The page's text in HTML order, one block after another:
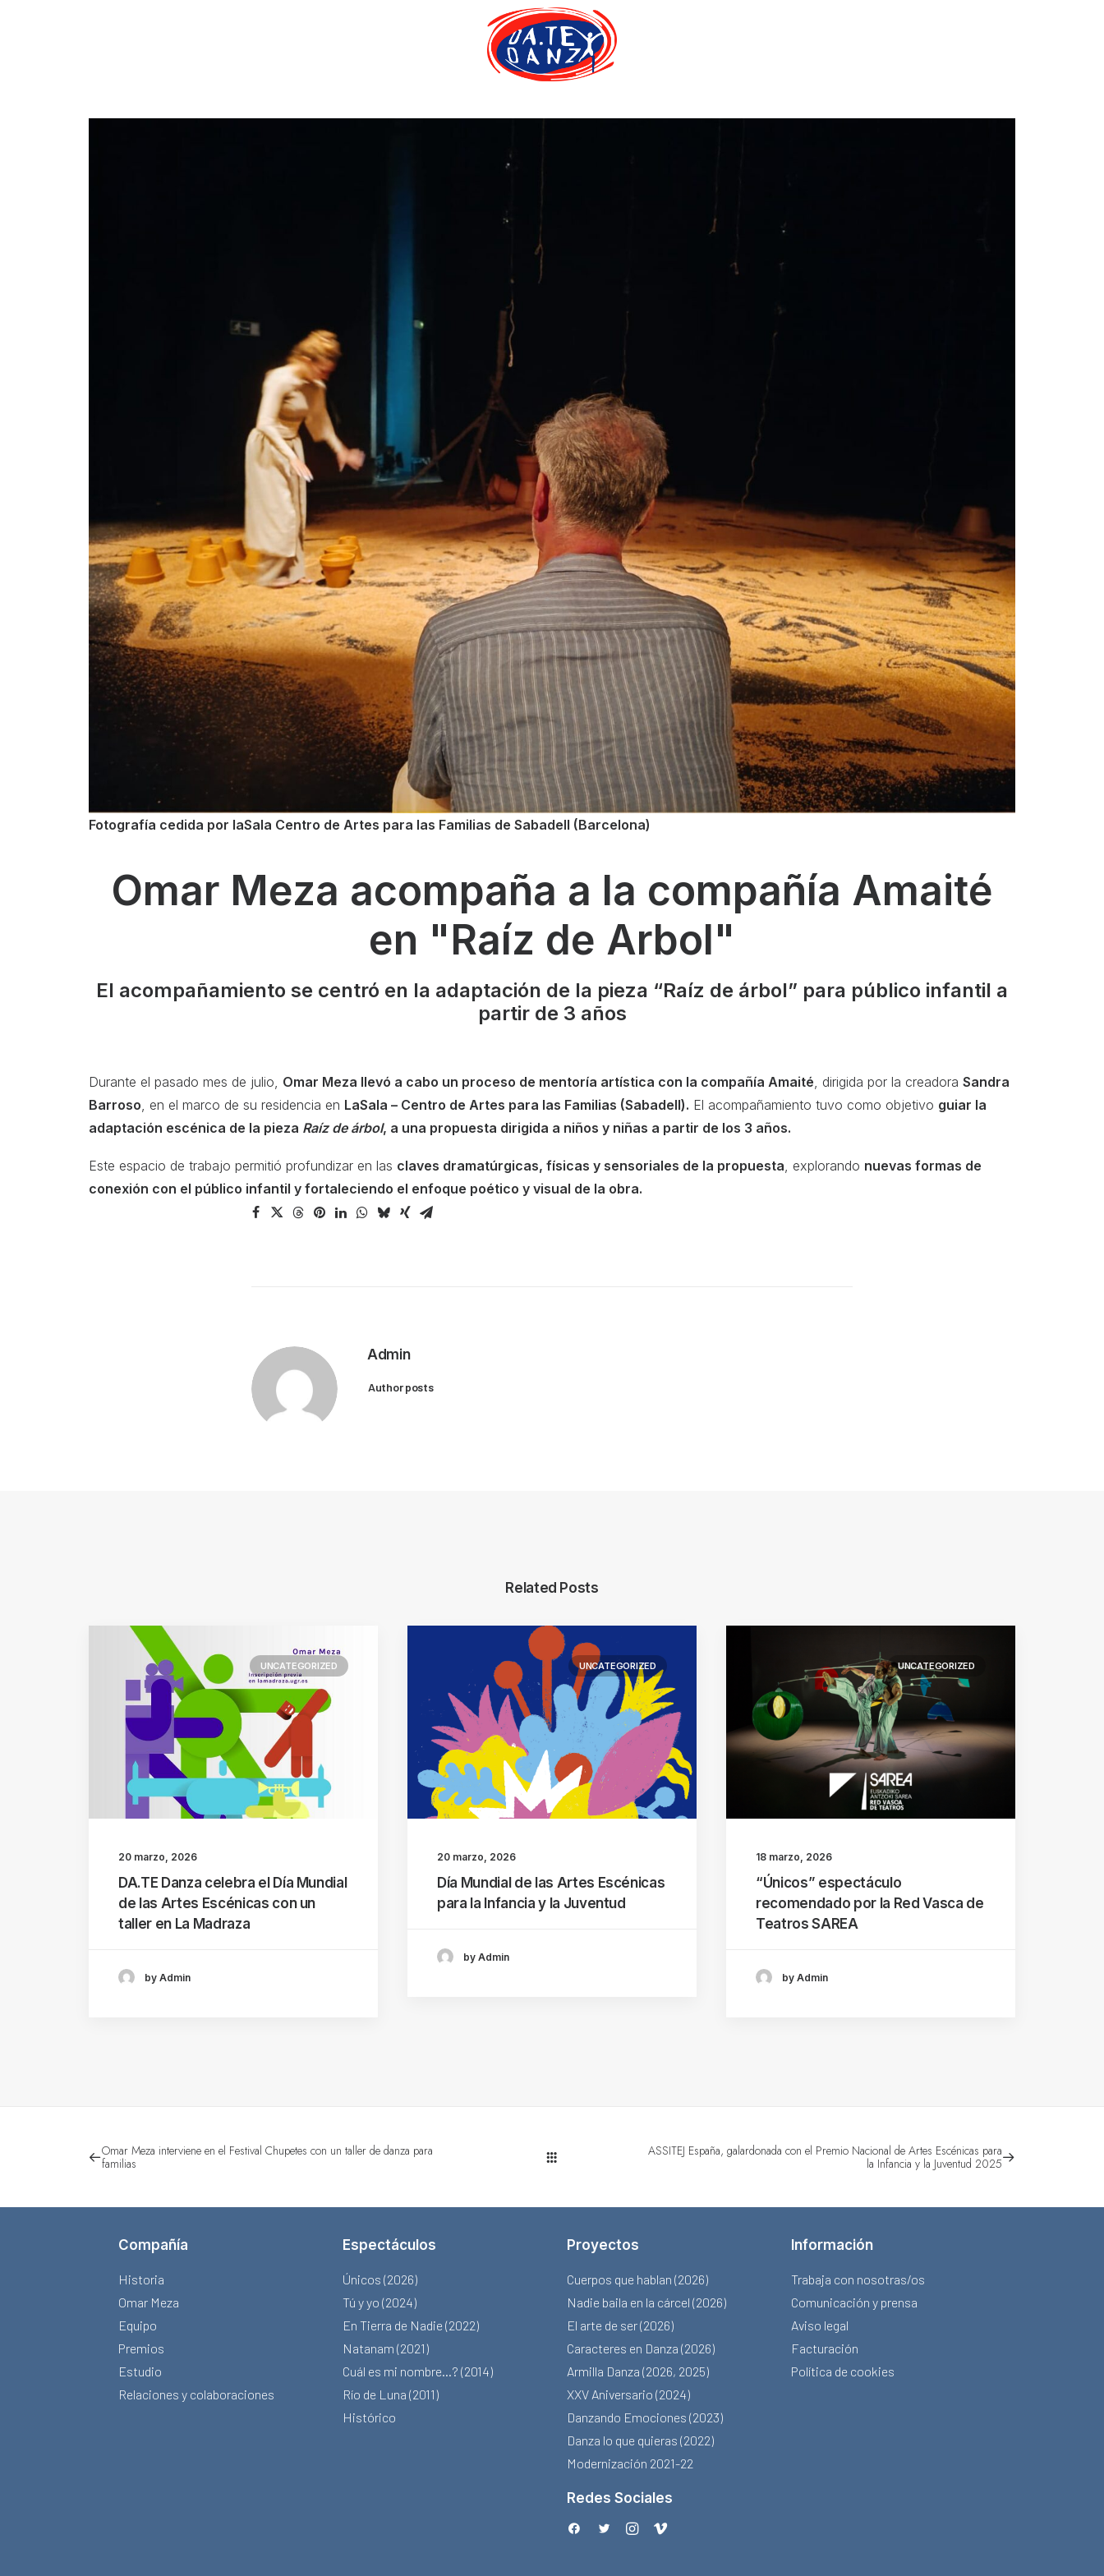
Fotografía cedida por laSala Centro de Artes para las Familias de Sabadell (Barcelona)
Omar Meza acompaña a la compañía Amaité
en "Raíz de Arbol"
El acompañamiento se centró en la adaptación de la pieza “Raíz de árbol” para público infantil a
partir de 3 años
Durante el pasado mes de julio, Omar Meza llevó a cabo un proceso de mentoría artística con la compañía Amaité, dirigida por la creadora Sandra
Barroso, en el marco de su residencia en LaSala – Centro de Artes para las Familias (Sabadell). El acompañamiento tuvo como objetivo guiar la
adaptación escénica de la pieza Raíz de árbol, a una propuesta dirigida a niños y niñas a partir de los 3 años.
Este espacio de trabajo permitió profundizar en las claves dramatúrgicas, físicas y sensoriales de la propuesta, explorando nuevas formas de
conexión con el público infantil y fortaleciendo el enfoque poético y visual de la obra.
Admin
Author posts
Related Posts
UNCATEGORIZED
20 marzo, 2026
DA.TE Danza celebra el Día Mundial
de las Artes Escénicas con un
taller en La Madraza
by Admin
UNCATEGORIZED
20 marzo, 2026
Día Mundial de las Artes Escénicas
para la Infancia y la Juventud
by Admin
UNCATEGORIZED
18 marzo, 2026
“Únicos” espectáculo
recomendado por la Red Vasca de
Teatros SAREA
by Admin
Omar Meza interviene en el Festival Chupetes con un taller de danza para
familias
ASSITEJ España, galardonada con el Premio Nacional de Artes Escénicas para
la Infancia y la Juventud 2025
Compañía
Historia
Omar Meza
Equipo
Premios
Estudio
Relaciones y colaboraciones
Espectáculos
Únicos (2026)
Tú y yo (2024)
En Tierra de Nadie (2022)
Natanam (2021)
Cuál es mi nombre…? (2014)
Río de Luna (2011)
Histórico
Proyectos
Cuerpos que hablan (2026)
Nadie baila en la cárcel (2026)
El arte de ser (2026)
Caracteres en Danza (2026)
Armilla Danza (2026, 2025)
XXV Aniversario (2024)
Danzando Emociones (2023)
Danza lo que quieras (2022)
Modernización 2021-22
Redes Sociales
Información
Trabaja con nosotras/os
Comunicación y prensa
Aviso legal
Facturación
Política de cookies